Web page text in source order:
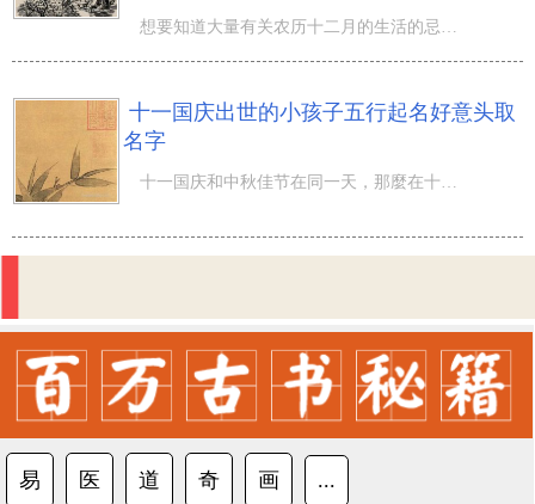
想要知道大量有关农历十二月的生活的忌宜吗？关心。 农历十二月十四是哪一天？ 阴历 一八年 十二月 十四日
十一国庆出世的小孩子五行起名好意头取
名字
十一国庆和中秋佳节在同一天，那麼在十一国庆出世的小孩该怎样取名呢？每一年的10月1日，全是庆贺新中国的
易 医 道 奇 画 ...